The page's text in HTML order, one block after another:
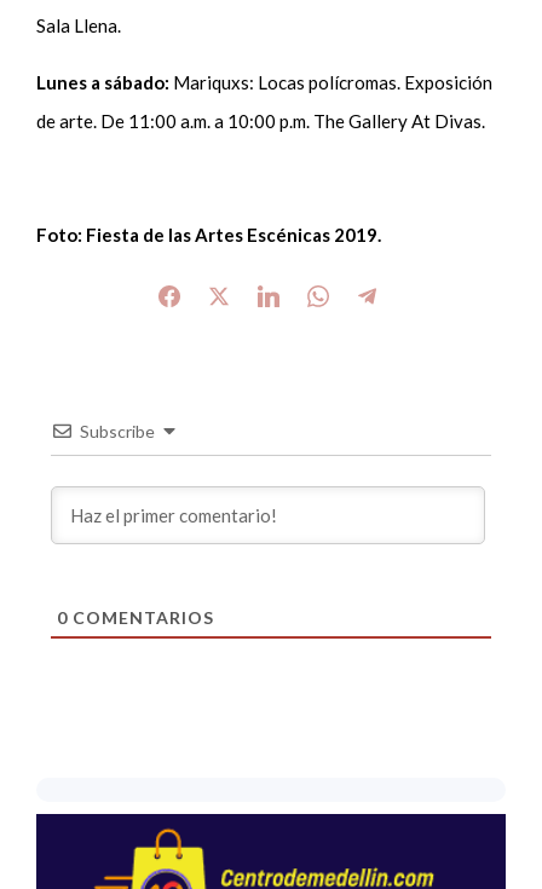
Sala Llena.
Lunes a sábado: Mariquxs: Locas polícromas. Exposición
de arte. De 11:00 a.m. a 10:00 p.m. The Gallery At Divas.
Foto: Fiesta de las Artes Escénicas 2019.
Subscribe
0COMENTARIOS